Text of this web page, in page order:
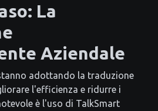
La
Aziendale
adottando la traduzione
l'efficienza e ridurre i
è l'uso di TalkSmart